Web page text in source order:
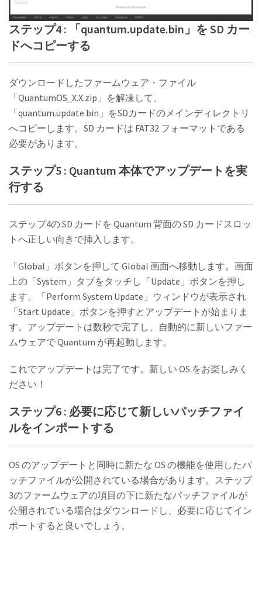
ステップ4 : 「quantum.update.bin」を SD カー
ドへコピーする
ダウンロードしたファームウェア・ファイル
「QuantumOS_X.X.zip」を解凍して、
「quantum.update.bin」をSDカードのメインディレクトリ
へコピーします。SD カードは FAT32 フォーマットである
必要があります。
ステップ5 : Quantum 本体でアップデートを実
行する
ステップ4の SD カードを Quantum 背面の SD カードスロッ
トへ正しい向きで挿入します。
「Global」ボタンを押して Global 画面へ移動します。画面
上の「System」タブをタッチし「Update」ボタンを押し
ます。「Perform System Update」ウィンドウが表示され
「Start Update」ボタンを押すとアップデートが始まりま
す。アップデートは数秒で完了し、自動的に新しいファー
ムウェアで Quantum が再起動します。
これでアップデートは完了です。新しい OS をお楽しみく
ださい！
ステップ6 : 必要に応じて新しいパッチファイ
ルをインポートする
OS のアップデートと同時に新たな OS の機能を使用したパ
ッチファイルが公開されている場合があります。ステップ
3のファームウェアの項目の下に新たなパッチファイルが
公開されている場合はダウンロードし、必要に応じてイン
ポートすると良いでしょう。